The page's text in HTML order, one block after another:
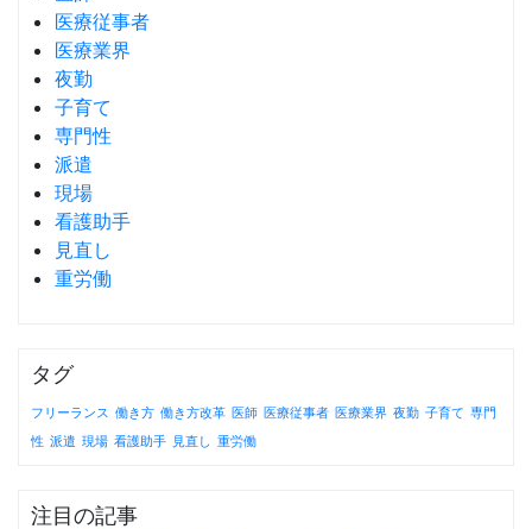
医療従事者
医療業界
夜勤
子育て
専門性
派遣
現場
看護助手
見直し
重労働
タグ
フリーランス 働き方 働き方改革 医師 医療従事者 医療業界 夜勤 子育て 専門
性 派遣 現場 看護助手 見直し 重労働
注目の記事